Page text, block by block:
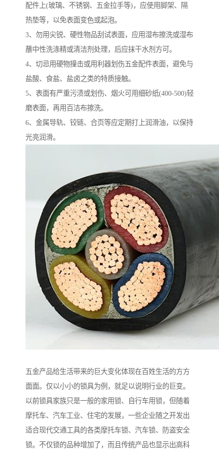
配件上(玻璃、不锈钢、五金拉手等)，应使用脚架、隔
热垫等，以免表面变色或起泡。
3、勿用尖锐、硬性物品刮试表面，应用湿布擦洗或湿布
蘸中性洗涤精或清洁剂处理，后应抹干水剂方可。
4、切忌用硬物撞击或用利器划伤五金配件表面，避免与
盐酸、食盐、盐卤之类的特质接触。
5、表面有严重污渍或划伤、烟火可用细砂纸(400-500)轻
磨表面，再用百洁布擦洗。
6、金属导轨、铰链、合页等应定期打上润滑油，以保持
光亮润滑。
五金产品给生活带来的巨大变化体现在百姓生活的方方
面面。仅以小小的锁具为例，就足以说明行业的巨变。
以前锁具家族只是一般的家用锁、自行车用锁，但随着
摩托车、汽车工业、住宅的发展，一些企业随之开发出
适合现代交通工具的各类摩托车锁、汽车锁、防盗安全
锁。不仅锁的品种增加了，而且传统产品也显示出高科